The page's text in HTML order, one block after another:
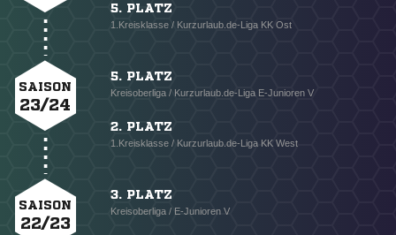
5. PLATZ
1.Kreisklasse / Kurzurlaub.de-Liga KK Ost
SAISON
23/24
5. PLATZ
Kreisoberliga / Kurzurlaub.de-Liga E-Junioren V
2. PLATZ
1.Kreisklasse / Kurzurlaub.de-Liga KK West
SAISON
22/23
3. PLATZ
Kreisoberliga / E-Junioren V